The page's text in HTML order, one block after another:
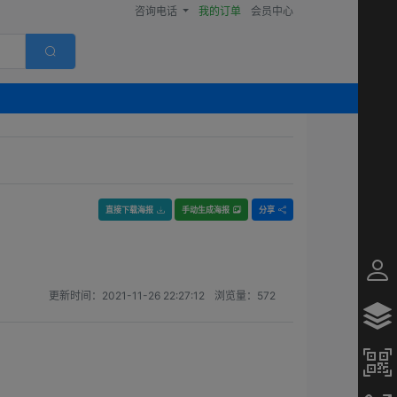
咨询电话 我的订单 会员中心
直接下载海报 手动生成海报 分享
更新时间： 2021-11-26 22:27:12 浏览量： 572